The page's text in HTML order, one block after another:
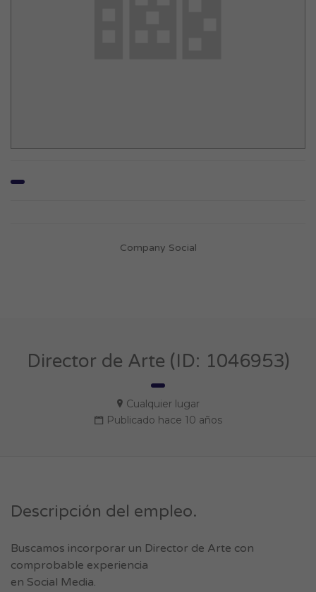
Company Social
Director de Arte (ID: 1046953)
Cualquier lugar
Publicado hace 10 años
Descripción del empleo.
Buscamos incorporar un Director de Arte con
comprobable experiencia
en Social Media.